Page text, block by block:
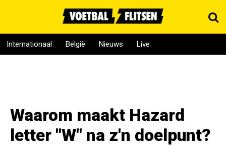
Internationaal België Nieuws Live
Waarom maakt Hazard
letter "W" na z'n doelpunt?